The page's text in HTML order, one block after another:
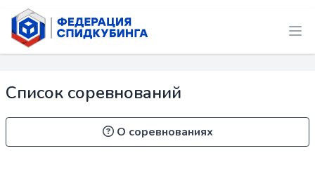
Список соревнований
О соревнованиях